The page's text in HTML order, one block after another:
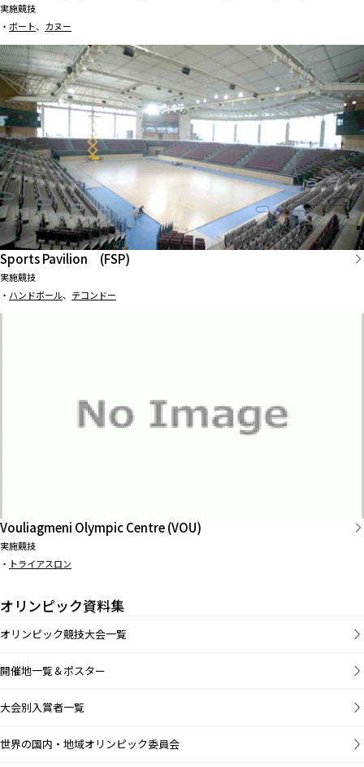
実施競技
・ ボート、 カヌー
Sports Pavilion (FSP)
実施競技
・ ハンドボール、 テコンドー
Vouliagmeni Olympic Centre (VOU)
実施競技
・ トライアスロン
オリンピック資料集
オリンピック競技大会一覧
開催地一覧＆ポスター
大会別入賞者一覧
世界の国内・地域オリンピック委員会